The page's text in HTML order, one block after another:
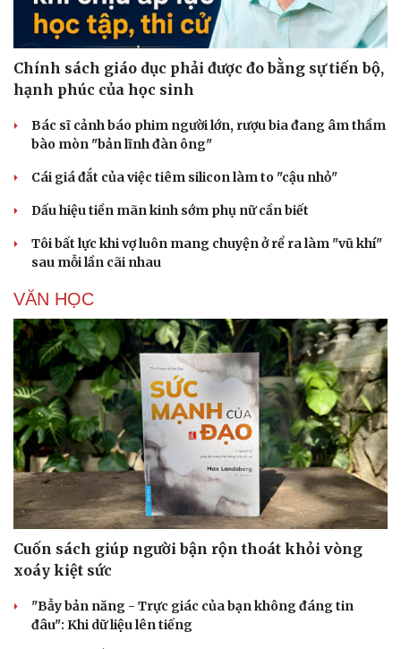
Cải chính
Chính sách giáo dục phải được đo bằng sự tiến bộ,
hạnh phúc của học sinh
Bác sĩ cảnh báo phim người lớn, rượu bia đang âm thầm
bào mòn "bản lĩnh đàn ông"
Cái giá đắt của việc tiêm silicon làm to "cậu nhỏ"
Dấu hiệu tiền mãn kinh sớm phụ nữ cần biết
Tôi bất lực khi vợ luôn mang chuyện ở rể ra làm "vũ khí"
sau mỗi lần cãi nhau
VĂN HỌC
Cuốn sách giúp người bận rộn thoát khỏi vòng
xoáy kiệt sức
"Bẫy bản năng - Trực giác của bạn không đáng tin
đâu": Khi dữ liệu lên tiếng